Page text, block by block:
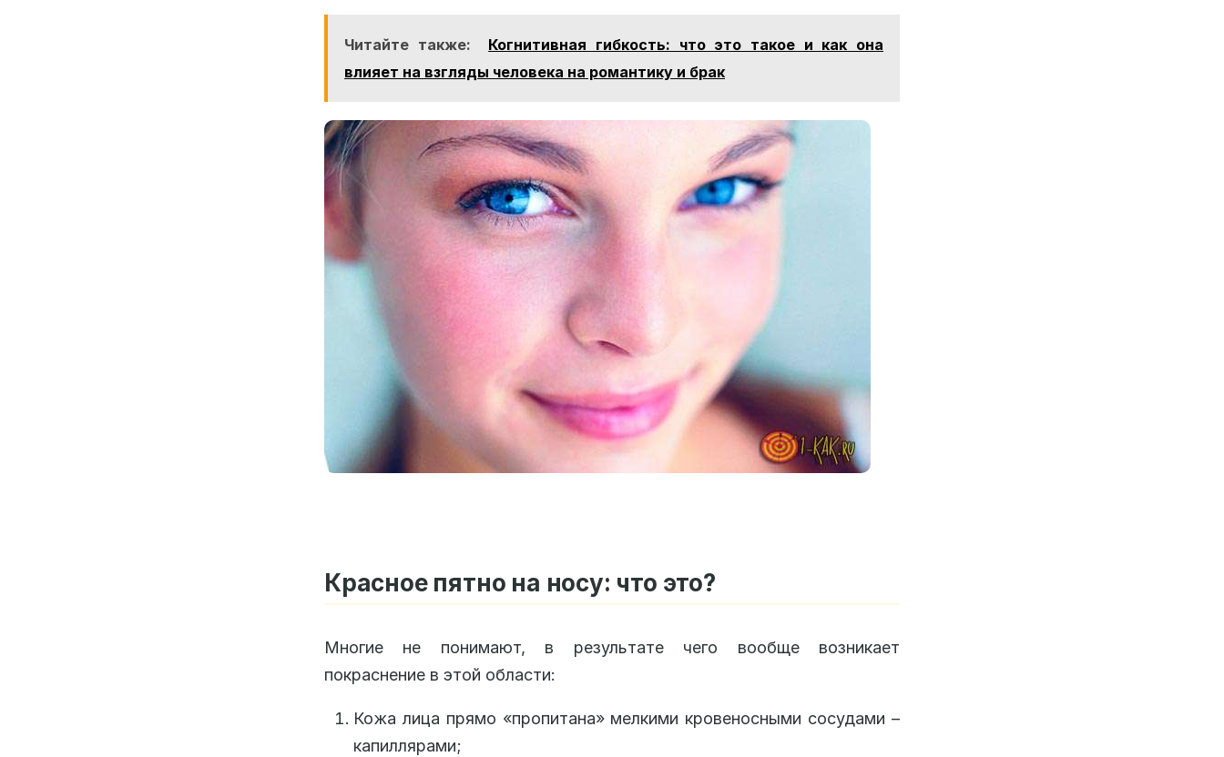
Читайте также:
Когнитивная гибкость: что это такое и как она
влияет на взгляды человека на романтику и брак
Красное пятно на носу: что это?
Многие не понимают, в результате чего вообще возникает
покраснение в этой области:
Кожа лица прямо «пропитана» мелкими кровеносными сосудами –
капиллярами;